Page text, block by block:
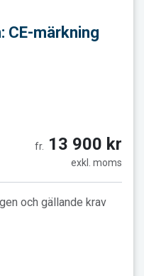
CE-märkning
fr. 13 900 kr
exkl. moms
och gällande krav